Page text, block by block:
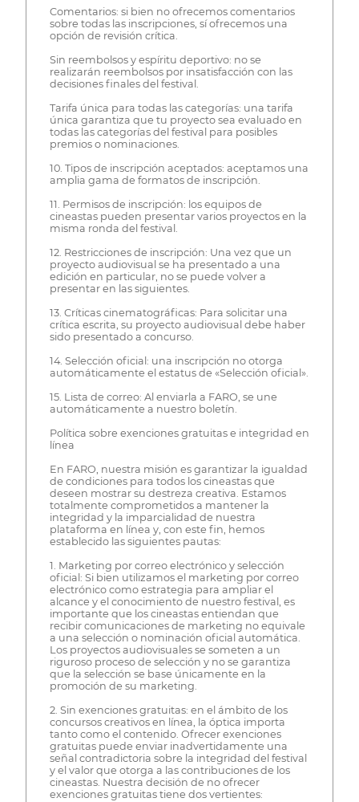
Comentarios: si bien no ofrecemos comentarios
sobre todas las inscripciones, sí ofrecemos una
opción de revisión crítica.
Sin reembolsos y espíritu deportivo: no se
realizarán reembolsos por insatisfacción con las
decisiones finales del festival.
Tarifa única para todas las categorías: una tarifa
única garantiza que tu proyecto sea evaluado en
todas las categorías del festival para posibles
premios o nominaciones.
10. Tipos de inscripción aceptados: aceptamos una
amplia gama de formatos de inscripción.
11. Permisos de inscripción: los equipos de
cineastas pueden presentar varios proyectos en la
misma ronda del festival.
12. Restricciones de inscripción: Una vez que un
proyecto audiovisual se ha presentado a una
edición en particular, no se puede volver a
presentar en las siguientes.
13. Críticas cinematográficas: Para solicitar una
crítica escrita, su proyecto audiovisual debe haber
sido presentado a concurso.
14. Selección oficial: una inscripción no otorga
automáticamente el estatus de «Selección oficial».
15. Lista de correo: Al enviarla a FARO, se une
automáticamente a nuestro boletín.
Política sobre exenciones gratuitas e integridad en
línea
En FARO, nuestra misión es garantizar la igualdad
de condiciones para todos los cineastas que
deseen mostrar su destreza creativa. Estamos
totalmente comprometidos a mantener la
integridad y la imparcialidad de nuestra
plataforma en línea y, con este fin, hemos
establecido las siguientes pautas:
1. Marketing por correo electrónico y selección
oficial: Si bien utilizamos el marketing por correo
electrónico como estrategia para ampliar el
alcance y el conocimiento de nuestro festival, es
importante que los cineastas entiendan que
recibir comunicaciones de marketing no equivale
a una selección o nominación oficial automática.
Los proyectos audiovisuales se someten a un
riguroso proceso de selección y no se garantiza
que la selección se base únicamente en la
promoción de su marketing.
2. Sin exenciones gratuitas: en el ámbito de los
concursos creativos en línea, la óptica importa
tanto como el contenido. Ofrecer exenciones
gratuitas puede enviar inadvertidamente una
señal contradictoria sobre la integridad del festival
y el valor que otorga a las contribuciones de los
cineastas. Nuestra decisión de no ofrecer
exenciones gratuitas tiene dos vertientes: